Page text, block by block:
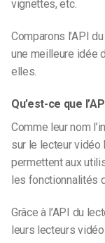
vignettes, etc.
Comparons l’API
une meilleure idée
elles.
Qu’est-ce que
Comme leur nom
sur le lecteur vidéo
permettent aux
les fonctionnalités
Grâce à l’API du
leurs lecteurs vidéo